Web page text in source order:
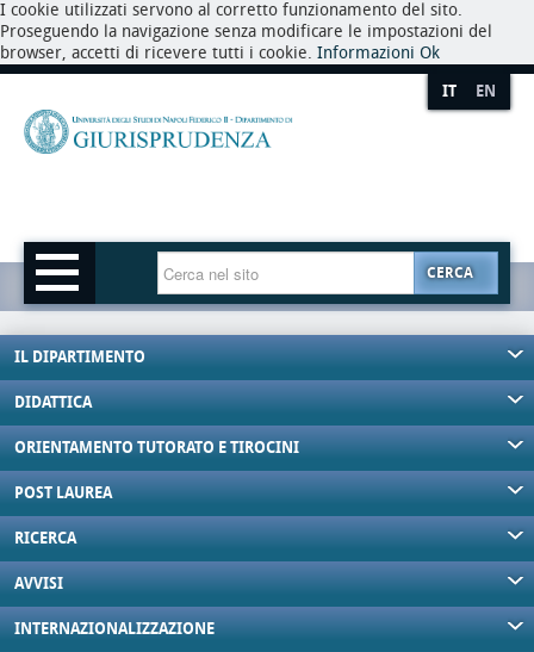
I cookie utilizzati servono al corretto funzionamento del sito.
Proseguendo la navigazione senza modificare le impostazioni del
browser, accetti di ricevere tutti i cookie. Informazioni Ok
IT EN
CERCA
IL DIPARTIMENTO
DIDATTICA
ORIENTAMENTO TUTORATO E TIROCINI
POST LAUREA
RICERCA
AVVISI
INTERNAZIONALIZZAZIONE